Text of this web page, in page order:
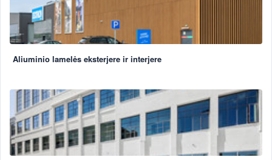
Aliuminio lamelės eksterjere ir interjere